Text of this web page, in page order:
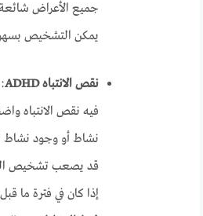
جميع الأعراض
يمكن التشخيص
نقص الانتباه ADHD
فيه نقص الانتباه
نشاط أو وجود نشاط
قد يصعب تشخيص
إذا كان في فترة ما